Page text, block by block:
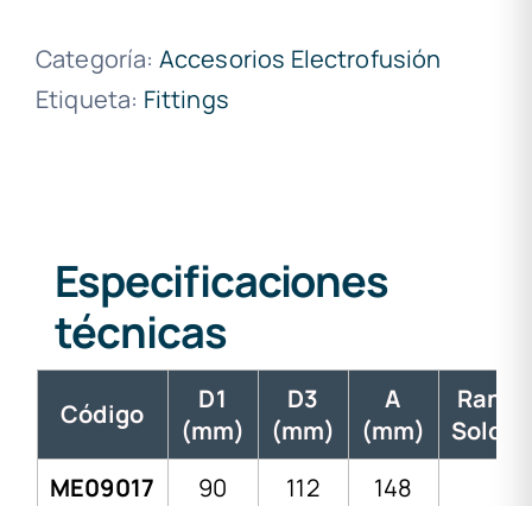
Categoría: Accesorios Electrofusión
Etiqueta: Fittings
Especificaciones
técnicas
Código
D1
(mm)
D3
(mm)
A
(mm)
ME09017
90 112 148